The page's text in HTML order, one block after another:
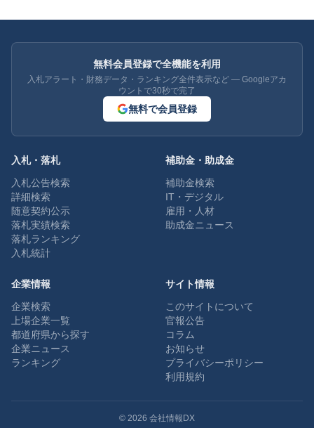
無料会員登録で全機能を利用
入札アラート・財務データ・ランキング全件表示など — Googleアカ
ウントで30秒で完了
無料で会員登録
入札・落札
入札公告検索
詳細検索
随意契約公示
落札実績検索
落札ランキング
入札統計
補助金・助成金
補助金検索
IT・デジタル
雇用・人材
助成金ニュース
企業情報
企業検索
上場企業一覧
都道府県から探す
企業ニュース
ランキング
サイト情報
このサイトについて
官報公告
コラム
お知らせ
プライバシーポリシー
利用規約
© 2026 会社情報DX